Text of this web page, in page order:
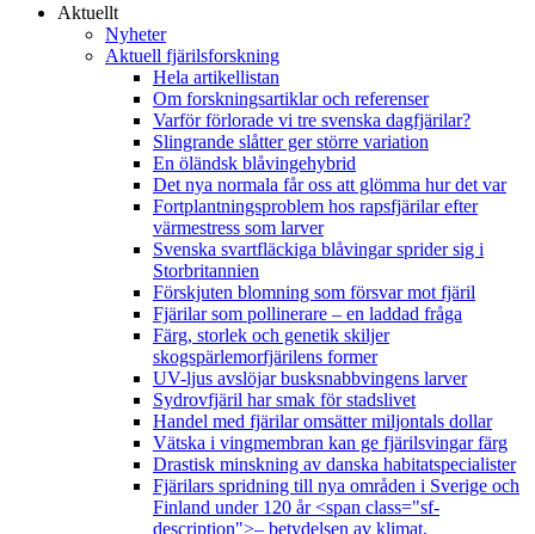
Aktuellt
Nyheter
Aktuell fjärilsforskning
Hela artikellistan
Om forskningsartiklar och referenser
Varför förlorade vi tre svenska dagfjärilar?
Slingrande slåtter ger större variation
En öländsk blåvingehybrid
Det nya normala får oss att glömma hur det var
Fortplantningsproblem hos rapsfjärilar efter
värmestress som larver
Svenska svartfläckiga blåvingar sprider sig i
Storbritannien
Förskjuten blomning som försvar mot fjäril
Fjärilar som pollinerare – en laddad fråga
Färg, storlek och genetik skiljer
skogspärlemorfjärilens former
UV-ljus avslöjar busksnabbvingens larver
Sydrovfjäril har smak för stadslivet
Handel med fjärilar omsätter miljontals dollar
Vätska i vingmembran kan ge fjärilsvingar färg
Drastisk minskning av danska habitatspecialister
Fjärilars spridning till nya områden i Sverige och
Finland under 120 år <span class="sf-
description">– betydelsen av klimat,